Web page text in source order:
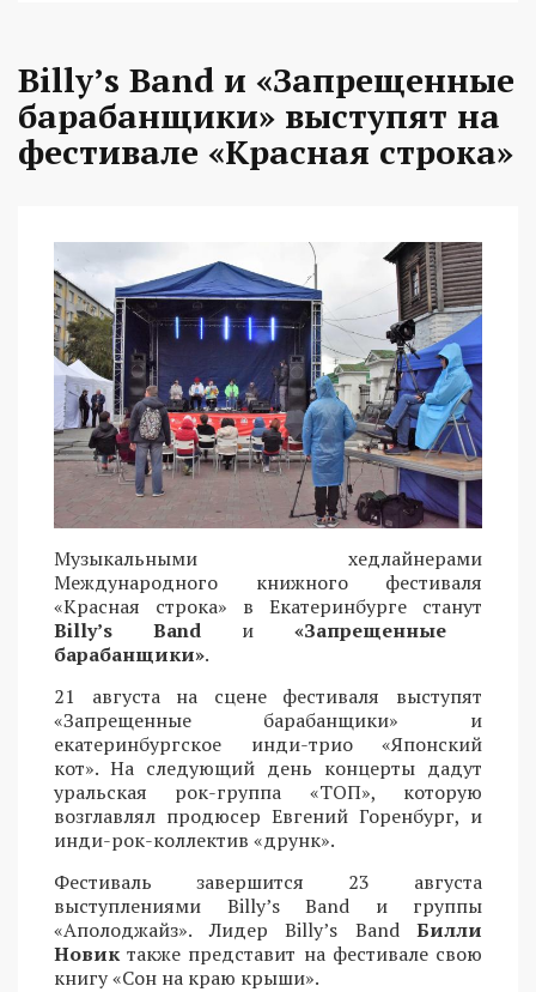
Billy’s Band и «Запрещенные
барабанщики» выступят на
фестивале «Красная строка»
Музыкальными хедлайнерами
Международного книжного фестиваля
«Красная строка» в Екатеринбурге станут
Billy’s Band и «Запрещенные
барабанщики».
21 августа на сцене фестиваля выступят
«Запрещенные барабанщики» и
екатеринбургское инди-трио «Японский
кот». На следующий день концерты дадут
уральская рок-группа «ТОП», которую
возглавлял продюсер Евгений Горенбург, и
инди-рок-коллектив «друнк».
Фестиваль завершится 23 августа
выступлениями Billy’s Band и группы
«Аполоджайз». Лидер Billy’s Band Билли
Новик также представит на фестивале свою
книгу «Сон на краю крыши».